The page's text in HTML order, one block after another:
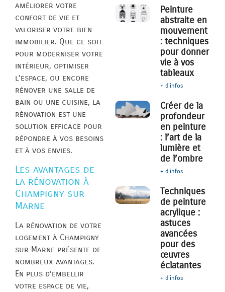
améliorer votre
confort de vie et
valoriser votre bien
immobilier. Que ce soit
pour moderniser votre
intérieur, optimiser
l’espace, ou encore
rénover une salle de
bain ou une cuisine, la
rénovation est une
solution efficace pour
répondre à vos besoins
et à vos envies.
Les avantages de
la rénovation à
Champigny sur
Marne
La rénovation de votre
logement à Champigny
sur Marne présente de
nombreux avantages.
En plus d’embellir
votre espace de vie,
Peinture
abstraite en
mouvement
: techniques
pour donner
vie à vos
tableaux
+ d'infos
Créer de la
profondeur
en peinture
: l’art de la
lumière et
de l’ombre
+ d'infos
Techniques
de peinture
acrylique :
astuces
avancées
pour des
œuvres
éclatantes
+ d'infos